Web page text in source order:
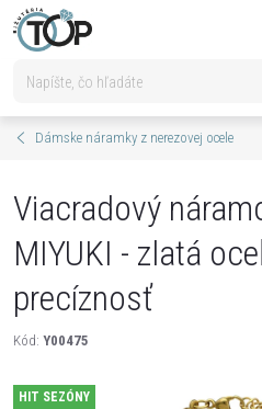
Prejsť
na
Dámske náramky z nerezovej ocele
Viacradový
MIYUKI - zlatá
precíznosť
Kód: Y00475
HIT SEZÓNY